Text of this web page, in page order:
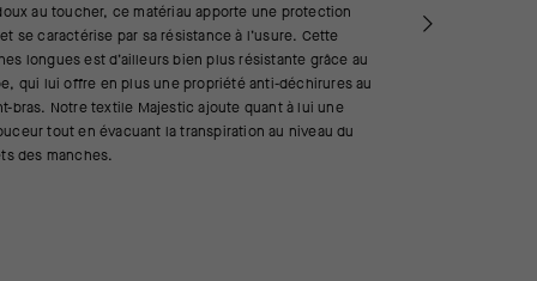
au toucher, ce matériau apporte une protection
se caractérise par sa résistance à l’usure. Cette
longues est d’ailleurs bien plus résistante grâce au
qui lui offre en plus une propriété anti-déchirures au
bras. Notre textile Majestic ajoute quant à lui une
tout en évacuant la transpiration au niveau du
des manches.